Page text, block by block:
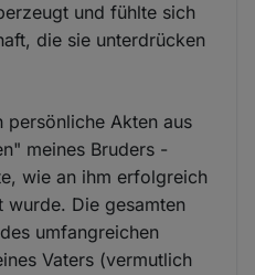
und fühlte sich
die sie unterdrücken
persönliche Akten aus
meines Bruders -
wie an ihm erfolgreich
wurde. Die gesamten
umfangreichen
Vaters (vermutlich